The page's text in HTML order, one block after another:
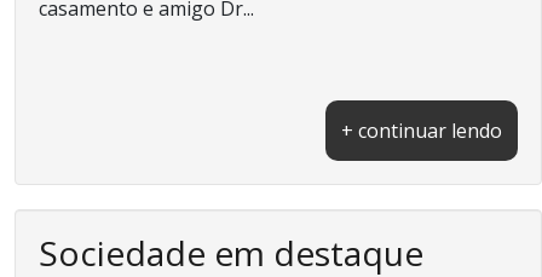
casamento e amigo Dr...
+ continuar lendo
Sociedade em destaque